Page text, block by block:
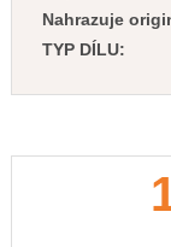
Nahrazuje
TYP DÍLU: